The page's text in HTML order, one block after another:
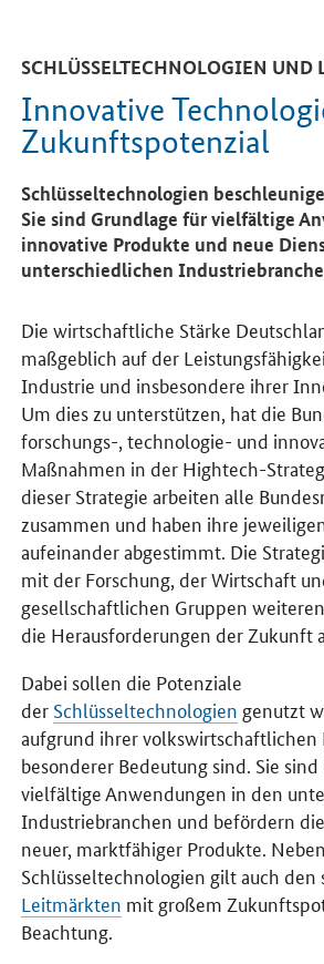
SCHLÜSSELTECHNOLOGIEN UND
Innovative
Zukunftspotenzial
Schlüsseltechnologien
Sie sind Grundlage für vielfältige
innovative Produkte und neue
unterschiedlichen
Die wirtschaftliche Stärke
maßgeblich auf der
Industrie und insbesondere ihrer
Um dies zu unterstützen, hat die
forschungs-, technologie- und
Maßnahmen in der Hightech-
dieser Strategie arbeiten alle
zusammen und haben ihre
aufeinander abgestimmt. Die
mit der Forschung, der Wirtschaft
gesellschaftlichen Gruppen
die Herausforderungen der Zukunft
Dabei sollen die Potenziale
der Schlüsseltechnologien genutzt
aufgrund ihrer volkswirtschaftlichen
besonderer Bedeutung sind. Sie
vielfältige Anwendungen in den
Industriebranchen und befördern
neuer, marktfähiger Produkte.
Schlüsseltechnologien gilt auch den
Leitmärkten mit großem
Beachtung.